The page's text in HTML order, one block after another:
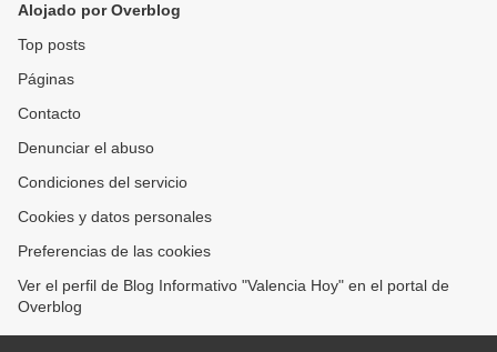
Alojado por Overblog
Top posts
Páginas
Contacto
Denunciar el abuso
Condiciones del servicio
Cookies y datos personales
Preferencias de las cookies
Ver el perfil de Blog Informativo "Valencia Hoy" en el portal de
Overblog